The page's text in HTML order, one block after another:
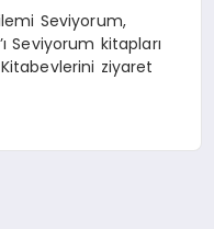
Seviyorum,
Seviyorum kitapları
ziyaret